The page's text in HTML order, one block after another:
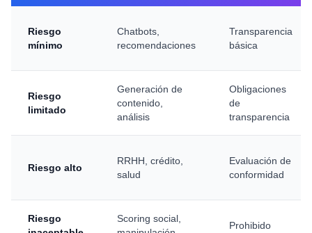
Riesgo
mínimo
Chatbots,
recomendaciones
Transparencia
básica
Riesgo
limitado
Generación de
contenido,
análisis
Obligaciones
de
transparencia
Riesgo alto
RRHH, crédito,
salud
Evaluación de
conformidad
Riesgo
Scoring social,
Prohibido